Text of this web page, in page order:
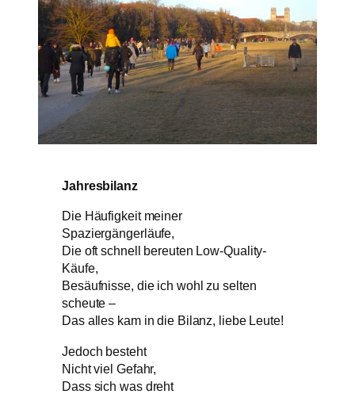
Jahresbilanz
Die Häufigkeit meiner
Spaziergängerläufe,
Die oft schnell bereuten Low-Quality-
Käufe,
Besäufnisse, die ich wohl zu selten
scheute –
Das alles kam in die Bilanz, liebe Leute!
Jedoch besteht
Nicht viel Gefahr,
Dass sich was dreht